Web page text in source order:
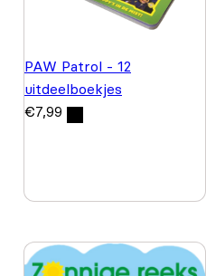
PAW Patrol - 12
uitdeelboekjes
€7,99